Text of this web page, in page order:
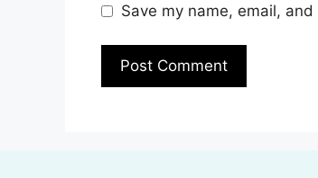
Save my name, email,